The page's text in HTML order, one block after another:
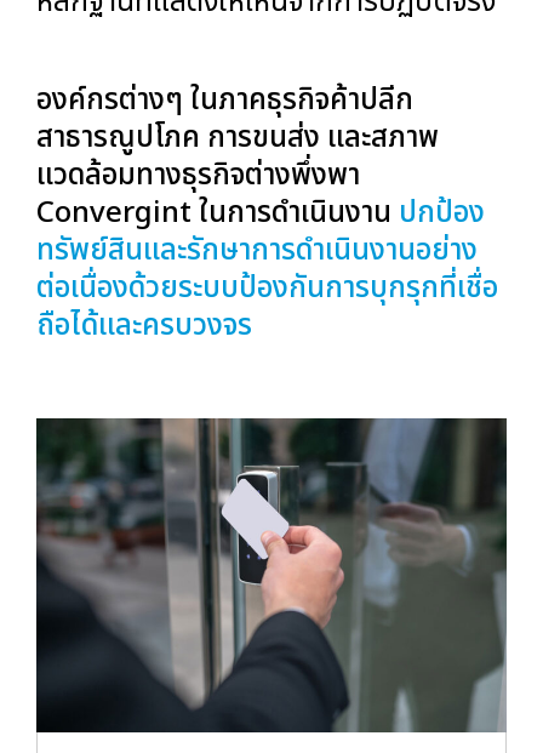
องค์กรต่างๆ ในภาคธุรกิจค้าปลีก
สาธารณูปโภค การขนส่ง และสภาพ
แวดล้อมทางธุรกิจต่างพึ่งพา
Convergint ในการดำเนินงาน ปกป้อง
ทรัพย์สินและรักษาการดำเนินงานอย่าง
ต่อเนื่องด้วยระบบป้องกันการบุกรุกที่เชื่อ
ถือได้และครบวงจร